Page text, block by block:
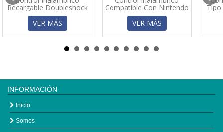
Recargable Doubleshock
4 Para PS4
VER MÁS
Compatible Con Nintendo
Switch
VER MÁS
Tipo
INFORMACIÓN
Inicio
Somos